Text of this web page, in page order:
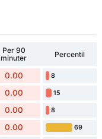
Per 90
minuter
Percentil
0.00 8
0.00 15
0.00 8
0.00 69